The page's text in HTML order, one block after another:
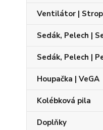
Ventilátor |
Sedák, Pelech |
Sedák, Pelech |
Houpačka | VeGA
Kolébková pila
Doplňky